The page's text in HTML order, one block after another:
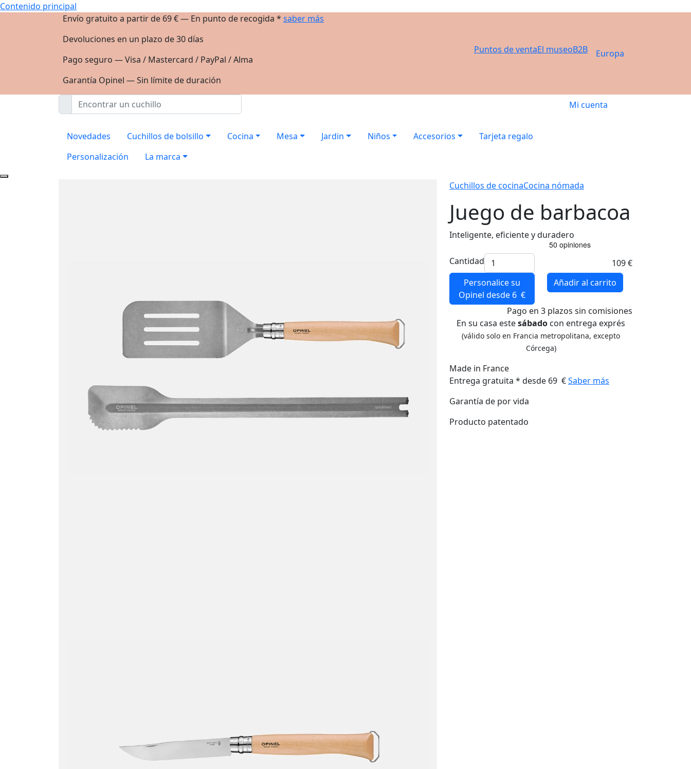
Contenido principal
Envío gratuito a partir de 69 € — En punto de recogida * saber más
Devoluciones en un plazo de 30 días
Pago seguro — Visa / Mastercard / PayPal / Alma
Garantía Opinel — Sin límite de duración
Puntos de ventaEl museoB2B Europa
Mi cuenta
Novedades Cuchillos de bolsillo Cocina Mesa Jardin Niños Accesorios
Tarjeta regalo
Personalización
La marca
Cuchillos de cocinaCocina nómada
Juego de barbacoa
Inteligente, eficiente y duradero
Cantidad
109 €
Personalice su
Opinel desde 6 €
Añadir al carrito
Pago en 3 plazos sin comisiones
En su casa estesábado con entrega exprés
(válido solo en Francia metropolitana, excepto
Córcega)
Made in France
Entrega gratuita * desde 69 €Saber más
Garantía de por vida
Producto patentado